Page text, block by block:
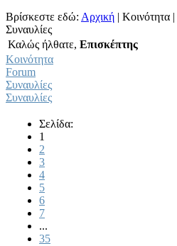
Βρίσκεστε εδώ: Αρχική | Κοινότητα |
Συναυλίες
Καλώς ήλθατε, Επισκέπτης
Κοινότητα
Forum
Συναυλίες
Συναυλίες
Σελίδα:
1
2
3
4
5
6
7
...
35